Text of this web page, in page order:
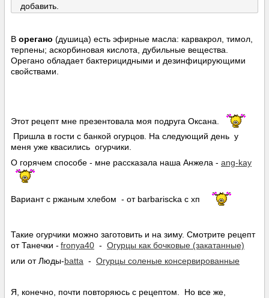
добавить.
В орегано (душица) есть эфирные масла: карвакрол, тимол,
терпены; аскорбиновая кислота, дубильные вещества.
Орегано обладает бактерицидными и дезинфицирующими
свойствами.
Этот рецепт мне презентовала моя подруга Оксана.
Пришла в гости с банкой огурцов. На следующий день у
меня уже квасились огурчики.
О горячем способе - мне рассказала наша Анжела - ang-kay
Вариант с ржаным хлебом - от barbariscka с хп
Такие огурчики можно заготовить и на зиму. Смотрите рецепт
от Танечки - fronya40 - Огурцы как бочковые (закатанные)
или от Люды-batta - Огурцы соленые консервированные
Я, конечно, почти повторяюсь с рецептом. Но все же,